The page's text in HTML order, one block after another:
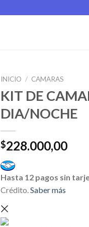
INICIO / CAMARAS
KIT DE
DIA/NOCHE
$228.000,00
Hasta 12 pagos sin
Crédito. Saber más